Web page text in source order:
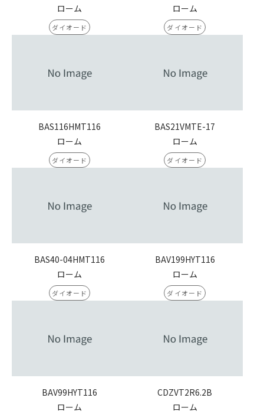
ローム
ダイオード
ローム
ダイオード
BAS116HMT116
ローム
ダイオード
BAS21VMTE-17
ローム
ダイオード
BAS40-04HMT116
ローム
ダイオード
BAV199HYT116
ローム
ダイオード
BAV99HYT116
ローム
CDZVT2R6.2B
ローム